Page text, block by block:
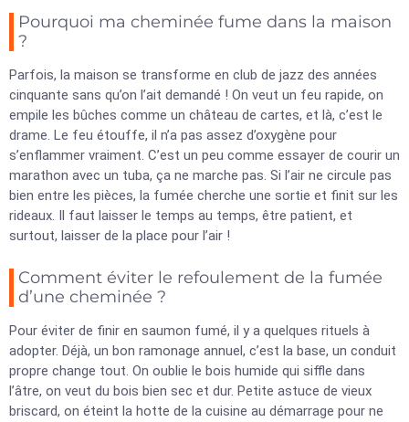
Pourquoi ma cheminée fume dans la maison
?
Parfois, la maison se transforme en club de jazz des années
cinquante sans qu’on l’ait demandé ! On veut un feu rapide, on
empile les bûches comme un château de cartes, et là, c’est le
drame. Le feu étouffe, il n’a pas assez d’oxygène pour
s’enflammer vraiment. C’est un peu comme essayer de courir un
marathon avec un tuba, ça ne marche pas. Si l’air ne circule pas
bien entre les pièces, la fumée cherche une sortie et finit sur les
rideaux. Il faut laisser le temps au temps, être patient, et
surtout, laisser de la place pour l’air !
Comment éviter le refoulement de la fumée
d’une cheminée ?
Pour éviter de finir en saumon fumé, il y a quelques rituels à
adopter. Déjà, un bon ramonage annuel, c’est la base, un conduit
propre change tout. On oublie le bois humide qui siffle dans
l’âtre, on veut du bois bien sec et dur. Petite astuce de vieux
briscard, on éteint la hotte de la cuisine au démarrage pour ne